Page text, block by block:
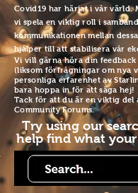
Covid19 har härjat i vår värld.
vi spela en viktig roll i
kommunikationen mellan
hjälper till att stabilisera vår
Vi vill gärna höra din feedback
(liksom förfrågningar om nya
personliga erfarenhet av
bara hoppa in för att säga hej!
Tack för att du är en viktig del
Community Forums.
Try using our
help find what